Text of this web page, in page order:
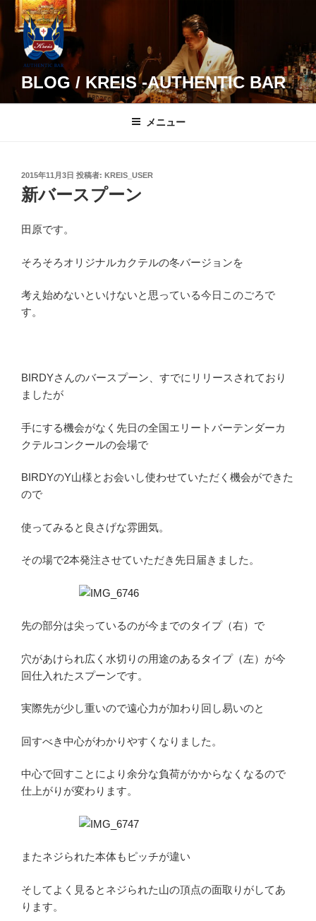
コ
BLOG / KREIS -AUTHENTIC BAR
メニュー
投
稿
日:
2015年11月3日 投稿者: KREIS_USER
新バースプーン
田原です。
そろそろオリジナルカクテルの冬バージョンを
考え始めないといけないと思っている今日このごろで
す。
BIRDYさんのバースプーン、すでにリリースされており
ましたが
手にする機会がなく先日の全国エリートバーテンダーカ
クテルコンクールの会場で
BIRDYのY山様とお会いし使わせていただく機会ができた
ので
使ってみると良さげな雰囲気。
その場で2本発注させていただき先日届きました。
先の部分は尖っているのが今までのタイプ（右）で
穴があけられ広く水切りの用途のあるタイプ（左）が今
回仕入れたスプーンです。
実際先が少し重いので遠心力が加わり回し易いのと
回すべき中心がわかりやすくなりました。
中心で回すことにより余分な負荷がかからなくなるので
仕上がりが変わります。
またネジられた本体もピッチが違い
そしてよく見るとネジられた山の頂点の面取りがしてあ
ります。